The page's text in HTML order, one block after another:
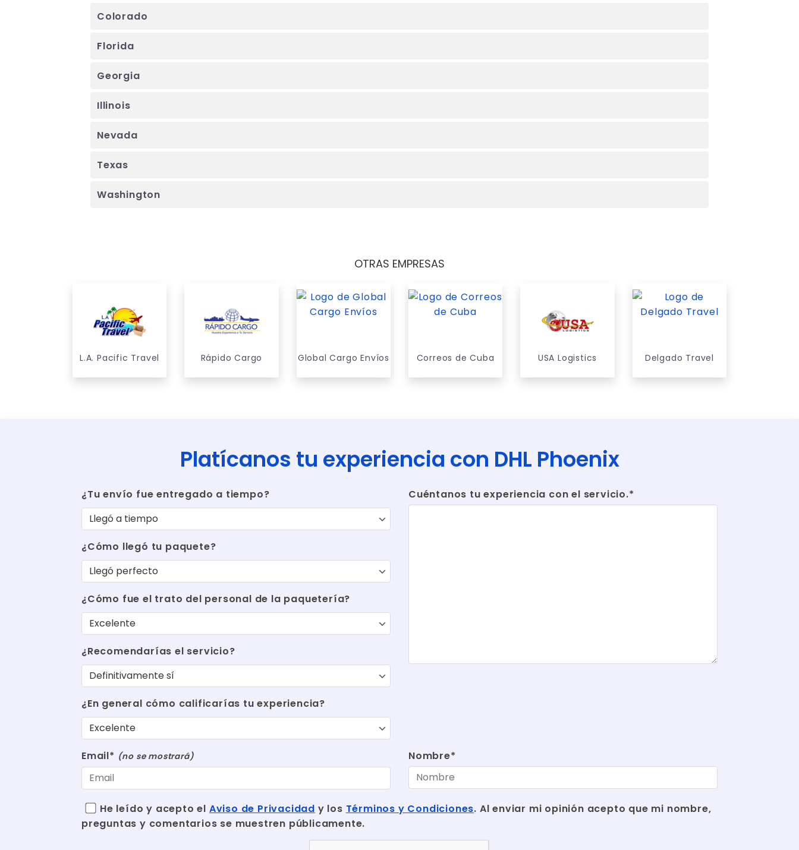
Colorado
Florida
Georgia
Illinois
Nevada
Texas
Washington
OTRAS EMPRESAS
L.A. Pacific Travel Rápido Cargo Global Cargo Envíos Correos de Cuba USA Logistics Delgado Travel
Platícanos tu experiencia con DHL Phoenix
¿Tu envío fue entregado a tiempo?
¿Cómo llegó tu paquete?
¿Cómo fue el trato del personal de la paquetería?
¿Recomendarías el servicio?
¿En general cómo calificarías tu experiencia?
Cuéntanos tu experiencia con el servicio.*
Email* (no se mostrará) Nombre*
He leído y acepto el Aviso de Privacidad y los Términos y Condiciones. Al enviar mi opinión acepto que mi nombre,
preguntas y comentarios se muestren públicamente.